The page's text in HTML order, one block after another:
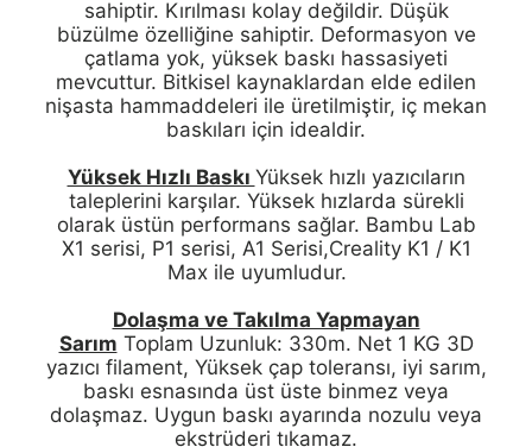
sahiptir. Kırılması kolay değildir. Düşük
büzülme özelliğine sahiptir. Deformasyon ve
çatlama yok, yüksek baskı hassasiyeti
mevcuttur. Bitkisel kaynaklardan elde edilen
nişasta hammaddeleri ile üretilmiştir, iç mekan
baskıları için idealdir.
Yüksek Hızlı Baskı Yüksek hızlı yazıcıların
taleplerini karşılar. Yüksek hızlarda sürekli
olarak üstün performans sağlar. Bambu Lab
X1 serisi, P1 serisi, A1 Serisi,Creality K1 / K1
Max ile uyumludur.
Dolaşma ve Takılma Yapmayan
Sarım Toplam Uzunluk: 330m. Net 1 KG 3D
yazıcı filament, Yüksek çap toleransı, iyi sarım,
baskı esnasında üst üste binmez veya
dolaşmaz. Uygun baskı ayarında nozulu veya
ekstrüderi tıkamaz.